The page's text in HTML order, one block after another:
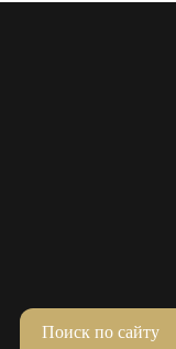
Поиск по сайту